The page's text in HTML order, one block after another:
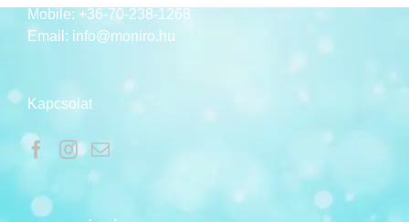
Mobile: +36-70-238-1268
Email: info@moniro.hu
Kapcsolat